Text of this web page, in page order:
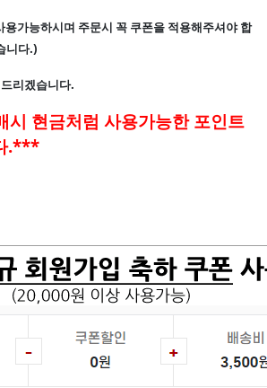
가능하시며 주문시 꼭 쿠폰을 적용해주셔야 합
니다.)
리겠습니다.
현금처럼 사용가능한 포인트
.***